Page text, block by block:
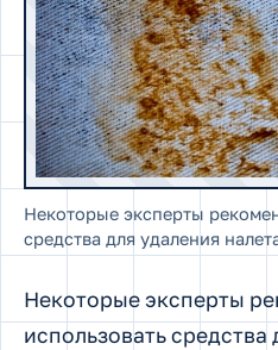
Некоторые эксперты
средства для удаления
Некоторые эксперты
использовать средства